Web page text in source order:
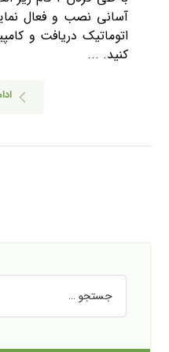
آسانی نصب و فعال
اتوماتیک دریافت و
کنید. ...